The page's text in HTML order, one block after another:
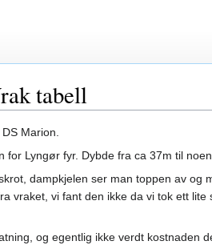
tabell
Marion.
for Lyngør fyr. Dybde fra ca 37m til
dampkjelen ser man toppen av
vraket, vi fant den ikke da vi tok ett
og egentlig ikke verdt kostnaden